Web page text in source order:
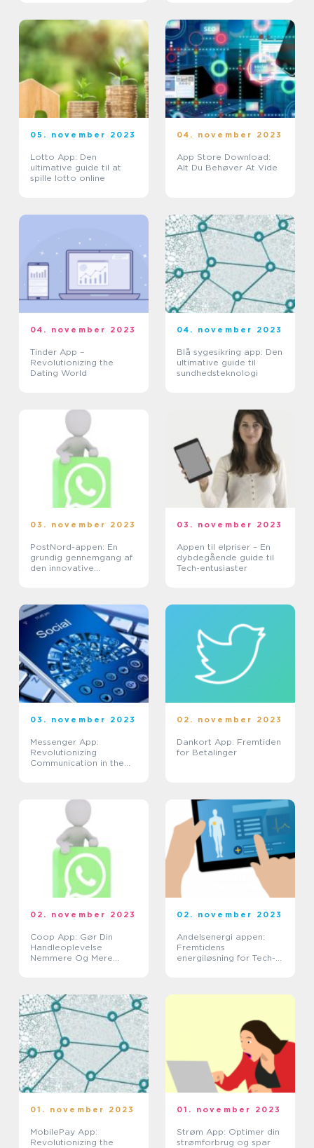
05. november 2023
Lotto App: Den
ultimative guide til at
spille lotto online
04. november 2023
App Store Download:
Alt Du Behøver At Vide
04. november 2023
Tinder App –
Revolutionizing the
Dating World
04. november 2023
Blå sygesikring app: Den
ultimative guide til
sundhedsteknologi
03. november 2023
PostNord-appen: En
grundig gennemgang af
den innovative
03. november 2023
Appen til elpriser – En
dybdegående guide til
Tech-entusiaster
03. november 2023
Messenger App:
Revolutionizing
Communication in the
02. november 2023
Dankort App: Fremtiden
for Betalinger
02. november 2023
Coop App: Gør Din
Handleoplevelse
Nemmere Og Mere
02. november 2023
Andelsenergi appen:
Fremtidens
energiløsning for Tech-
01. november 2023
MobilePay App:
Revolutionizing the
01. november 2023
Strøm App: Optimer din
strømforbrug og spar